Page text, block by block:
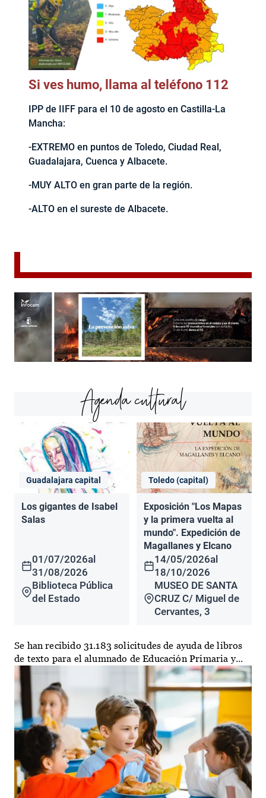
Si ves humo, llama al teléfono 112
IPP de IIFF para el 10 de agosto en Castilla-La
Mancha:
-EXTREMO en puntos de Toledo, Ciudad Real,
Guadalajara, Cuenca y Albacete.
-MUY ALTO en gran parte de la región.
-ALTO en el sureste de Albacete.
Agenda cultural
Guadalajara capital
Los gigantes de Isabel
Salas
01/07/2026al
31/08/2026
Biblioteca Pública
del Estado
Toledo (capital)
Exposición "Los Mapas
y la primera vuelta al
mundo". Expedición de
Magallanes y Elcano
14/05/2026al
18/10/2026
MUSEO DE SANTA
CRUZ C/ Miguel de
Cervantes, 3
Se han recibido 31.183 solicitudes de ayuda de libros
de texto para el alumnado de Educación Primaria y...